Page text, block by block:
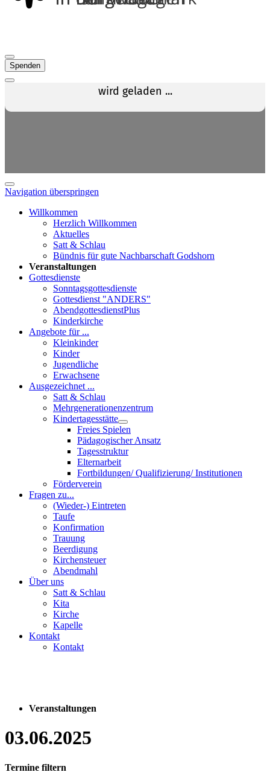
Spenden
Navigation überspringen
Willkommen
Herzlich Willkommen
Aktuelles
Satt & Schlau
Bündnis für gute Nachbarschaft Godshorn
Veranstaltungen
Gottesdienste
Sonntagsgottesdienste
Gottesdienst "ANDERS"
AbendgottesdienstPlus
Kinderkirche
Angebote für ...
Kleinkinder
Kinder
Jugendliche
Erwachsene
Ausgezeichnet ...
Satt & Schlau
Mehrgenerationenzentrum
Kindertagesstätte
Freies Spielen
Pädagogischer Ansatz
Tagesstruktur
Elternarbeit
Fortbildungen/ Qualifizierung/ Institutionen
Förderverein
Fragen zu...
(Wieder-) Eintreten
Taufe
Konfirmation
Trauung
Beerdigung
Kirchensteuer
Abendmahl
Über uns
Satt & Schlau
Kita
Kirche
Kapelle
Kontakt
Kontakt
Veranstaltungen
03.06.2025
Termine filtern